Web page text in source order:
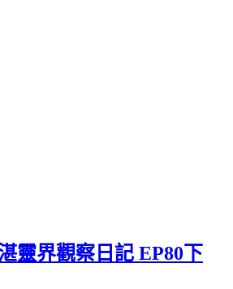
靈界觀察日記 EP80下